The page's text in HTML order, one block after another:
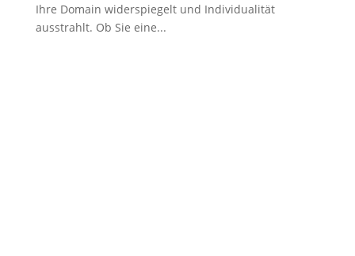
Ihre Domain widerspiegelt und Individualität
ausstrahlt. Ob Sie eine...